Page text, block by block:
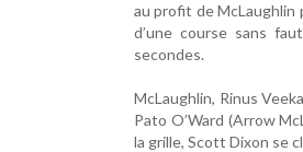
au profit de McLaughlin
d’une course sans
secondes.
McLaughlin, Rinus
Pato O’Ward (Arrow
la grille, Scott Dixon se